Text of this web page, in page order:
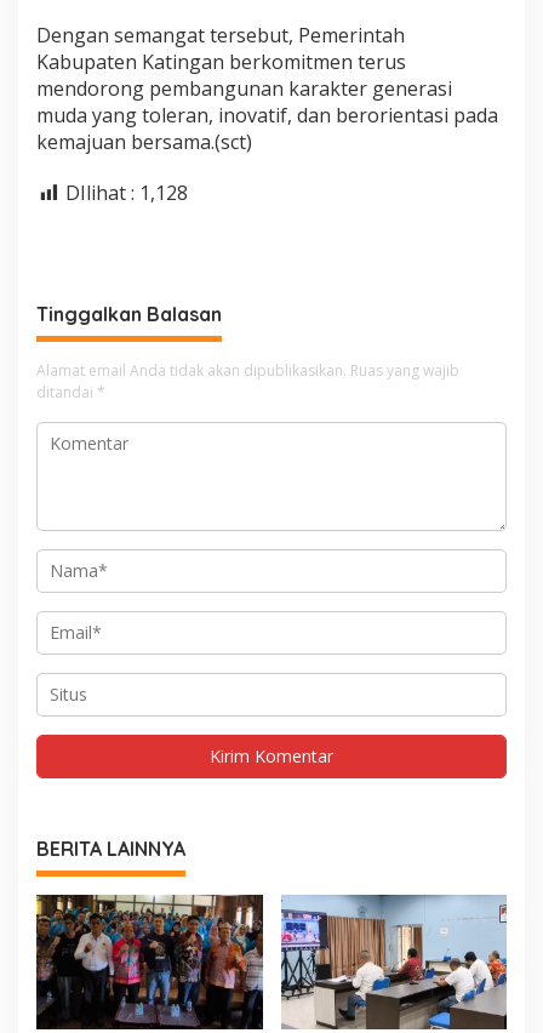
Dengan semangat tersebut, Pemerintah
Kabupaten Katingan berkomitmen terus
mendorong pembangunan karakter generasi
muda yang toleran, inovatif, dan berorientasi pada
kemajuan bersama.(sct)
DIlihat : 1,128
Tinggalkan Balasan
Alamat email Anda tidak akan dipublikasikan. Ruas yang wajib
ditandai *
BERITA LAINNYA